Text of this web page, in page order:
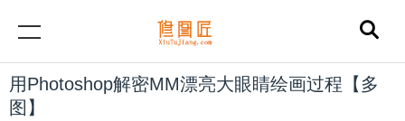
用Photoshop解密MM漂亮大眼睛绘画过程【多
图】